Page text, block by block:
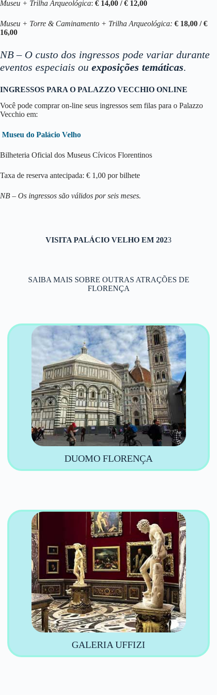
Museu + Trilha Arqueológica: € 14,00 / € 12,00
Museu + Torre & Caminamento + Trilha Arqueológica: € 18,00 / €
16,00
NB – O custo dos ingressos pode variar durante
eventos especiais ou exposições temáticas.
INGRESSOS PARA O PALAZZO VECCHIO ONLINE
Você pode comprar on-line seus ingressos sem filas para o Palazzo
Vecchio em:
Museu do Palácio Velho
Bilheteria Oficial dos Museus Cívicos Florentinos
Taxa de reserva antecipada: € 1,00 por bilhete
NB – Os ingressos são válidos por seis meses.
VISITA PALÁCIO VELHO EM 2023
SAIBA MAIS SOBRE OUTRAS ATRAÇÕES DE
FLORENÇA
DUOMO FLORENÇA
GALERIA UFFIZI